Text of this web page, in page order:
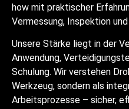
how mit praktischer
Vermessung, Inspektion
Unsere Stärke liegt in der
Anwendung,
Schulung. Wir verstehen
Werkzeug, sondern als
Arbeitsprozesse – sicher,